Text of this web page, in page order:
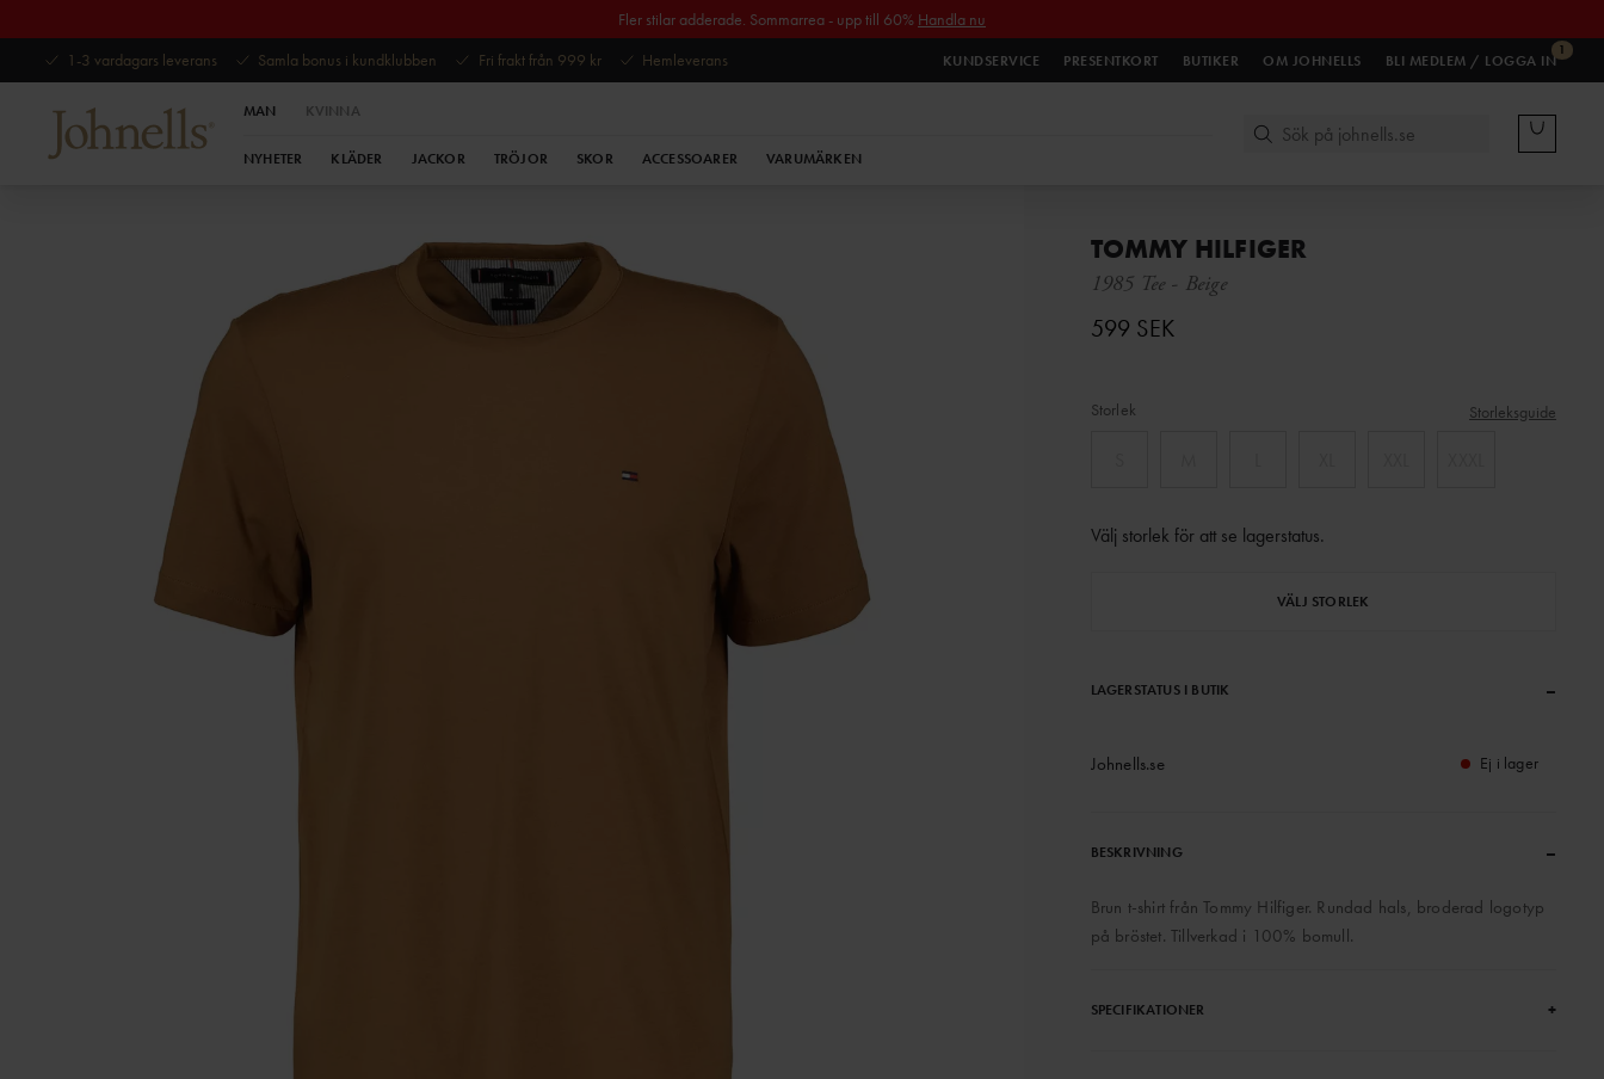
Fler stilar adderade. Sommarrea - upp till 60% Handla nu
1-3 vardagars leverans
Samla bonus i kundklubben Fri frakt från 999 kr Hemleverans KUNDSERVICE PRESENTKORT BUTIKER OM JOHNELLS
1
BLI MEDLEM / LOGGA IN
MAN KVINNA
NYHETER KLÄDER JACKOR TRÖJOR SKOR ACCESSOARER VARUMÄRKEN
TOMMY HILFIGER
1985 Tee - Beige
599 SEK
Storlek Storleksguide
Välj storlek för att se lagerstatus.
VÄLJ STORLEK
LAGERSTATUS I BUTIK –
Johnells.se Ej i lager
BESKRIVNING –
Brun t-shirt från Tommy Hilfiger. Rundad hals, broderad logotyp
på bröstet. Tillverkad i 100% bomull.
SPECIFIKATIONER +